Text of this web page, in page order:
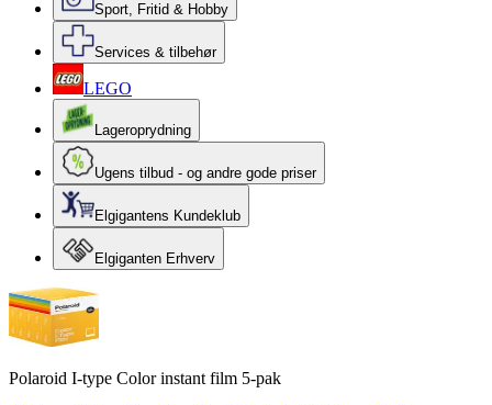
Sport, Fritid & Hobby
Services & tilbehør
LEGO
Lageroprydning
Ugens tilbud - og andre gode priser
Elgigantens Kundeklub
Elgiganten Erhverv
Polaroid I-type Color instant film 5-pak